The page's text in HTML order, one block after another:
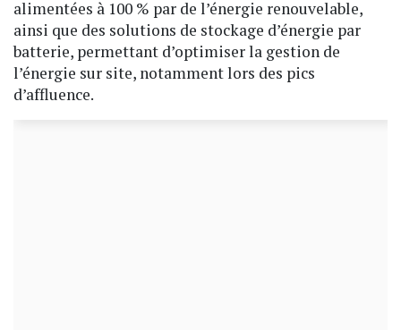
alimentées à 100 % par de l’énergie renouvelable,
ainsi que des solutions de stockage d’énergie par
batterie, permettant d’optimiser la gestion de
l’énergie sur site, notamment lors des pics
d’affluence.